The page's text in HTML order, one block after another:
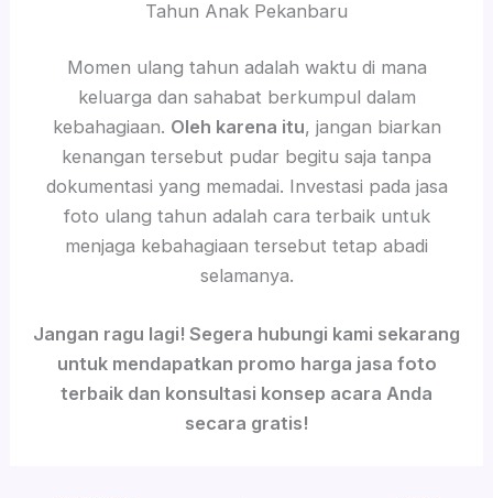
Tahun Anak Pekanbaru
Momen ulang tahun adalah waktu di mana
keluarga dan sahabat berkumpul dalam
kebahagiaan. Oleh karena itu, jangan biarkan
kenangan tersebut pudar begitu saja tanpa
dokumentasi yang memadai. Investasi pada jasa
foto ulang tahun adalah cara terbaik untuk
menjaga kebahagiaan tersebut tetap abadi
selamanya.
Jangan ragu lagi! Segera hubungi kami sekarang
untuk mendapatkan promo harga jasa foto
terbaik dan konsultasi konsep acara Anda
secara gratis!